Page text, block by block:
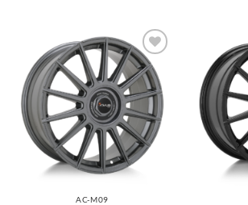
Aggiungi
alla lista
dei
desideri
AC-M09